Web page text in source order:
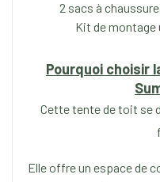
2 sacs à
Kit de montage
Pourquoi choisir
Cette tente de toit se
Elle offre un espace de